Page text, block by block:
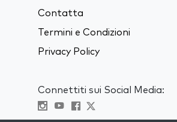
Contatta
Termini e Condizioni
Privacy Policy
Connettiti sui Social Media: